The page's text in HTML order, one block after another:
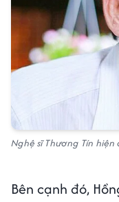
Nghệ sĩ Thương Tín
Bên cạnh đó,